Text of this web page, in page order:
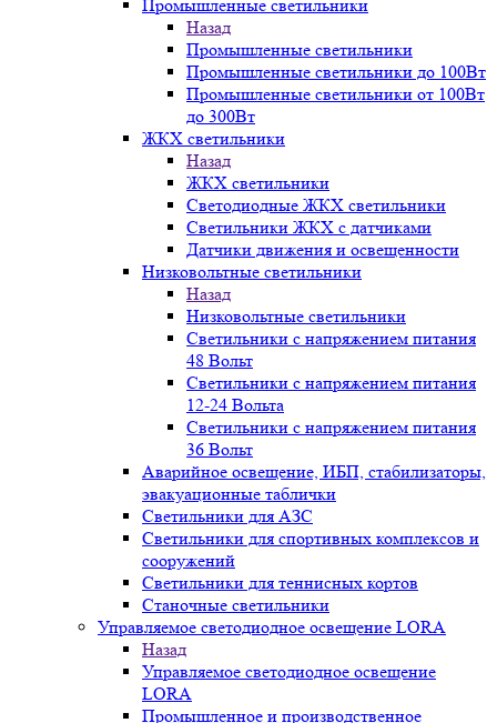
Промышленные светильники
Назад
Промышленные светильники
Промышленные светильники до 100Вт
Промышленные светильники от 100Вт
до 300Вт
ЖКХ светильники
Назад
ЖКХ светильники
Светодиодные ЖКХ светильники
Светильники ЖКХ с датчиками
Датчики движения и освещенности
Низковольтные светильники
Назад
Низковольтные светильники
Светильники с напряжением питания
48 Вольт
Светильники с напряжением питания
12-24 Вольта
Светильники с напряжением питания
36 Вольт
Аварийное освещение, ИБП, стабилизаторы,
эвакуационные таблички
Светильники для АЗС
Светильники для спортивных комплексов и
сооружений
Светильники для теннисных кортов
Станочные светильники
Управляемое светодиодное освещение LORA
Назад
Управляемое светодиодное освещение
LORA
Промышленное и производственное